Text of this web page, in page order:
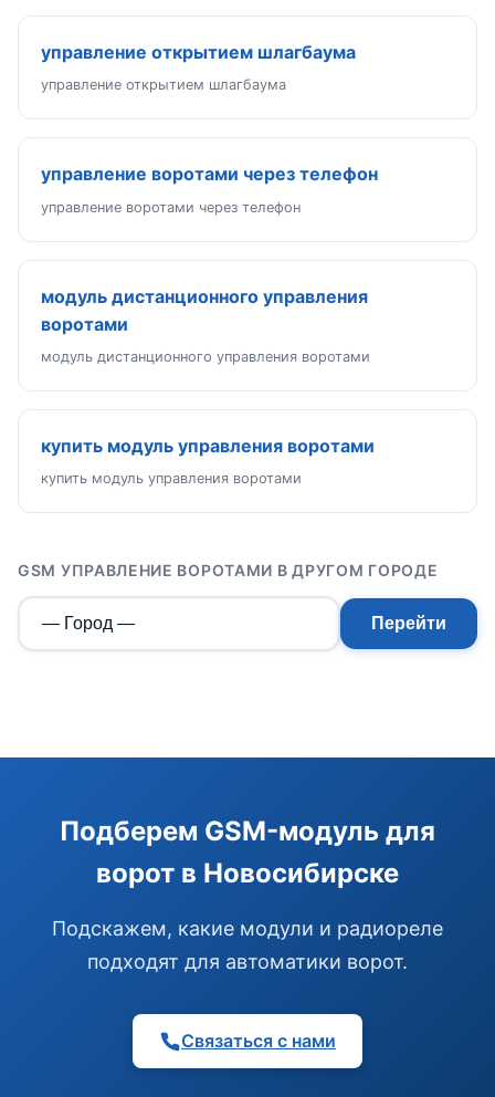
управление открытием шлагбаума
управление открытием шлагбаума
управление воротами через телефон
управление воротами через телефон
модуль дистанционного управления
воротами
модуль дистанционного управления воротами
купить модуль управления воротами
купить модуль управления воротами
GSM УПРАВЛЕНИЕ ВОРОТАМИ В ДРУГОМ ГОРОДЕ
Перейти
Подберем GSM-модуль для
ворот в Новосибирске
Подскажем, какие модули и радиореле
подходят для автоматики ворот.
Связаться с нами
модуль управления или готовый комплект.
Подобрать сигнализацию